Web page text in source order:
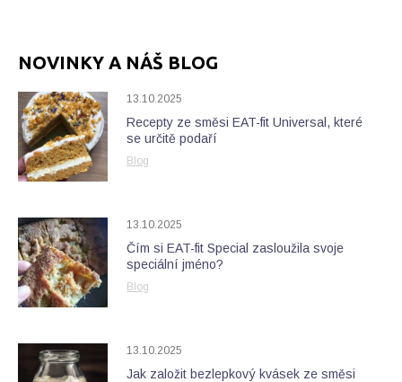
NOVINKY A NÁŠ BLOG
13.10.2025
Recepty ze směsi EAT-fit Universal, které
se určitě podaří
Blog
13.10.2025
Čím si EAT-fit Special zasloužila svoje
speciální jméno?
Blog
13.10.2025
Jak založit bezlepkový kvásek ze směsi